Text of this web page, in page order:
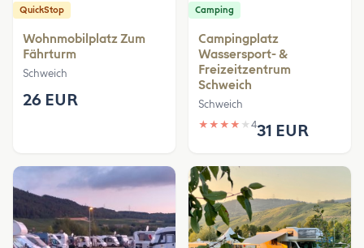
QuickStop
Wohnmobilplatz Zum
Fährturm
Schweich
26 EUR
Camping
Campingplatz
Wassersport- &
Freizeitzentrum
Schweich
Schweich
★ ★ ★ ★ ★ 431 EUR